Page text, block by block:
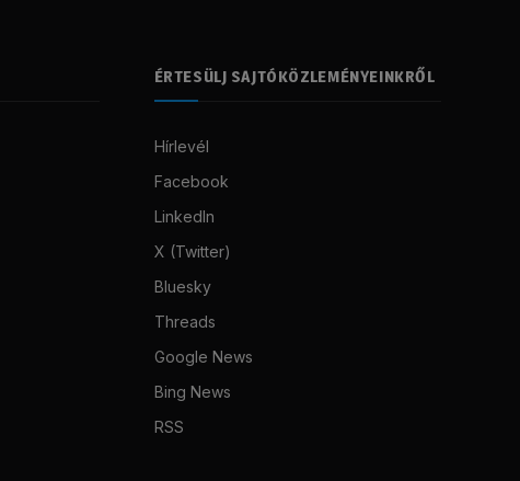
ÉRTESÜLJ SAJTÓKÖZLEMÉNYEINKRŐL
Hírlevél
Facebook
LinkedIn
X (Twitter)
Bluesky
Threads
Google News
Bing News
RSS